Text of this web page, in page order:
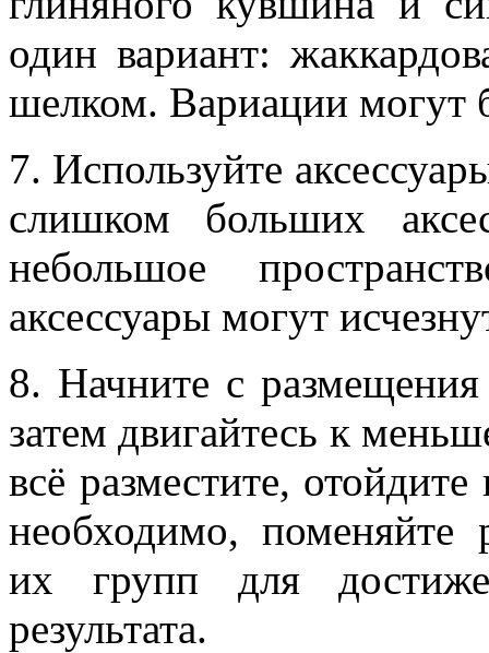
один вариант:
шелком. Вариации могут
7. Используйте
слишком больших
небольшое
аксессуары могут
8. Начните с размещения
затем двигайтесь к
всё разместите,
необходимо, поменяйте
их групп для
результата.